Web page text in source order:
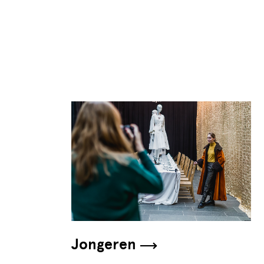
Jongeren